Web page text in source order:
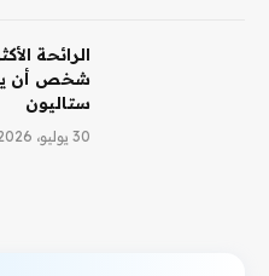
الرائحة
شخص أن
ستاليون
30 يوليو، 2026